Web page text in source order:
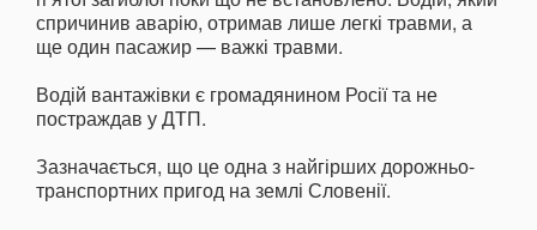
спричинив аварію, отримав лише легкі травми, а
ще один пасажир — важкі травми.
Водій вантажівки є громадянином Росії та не
постраждав у ДТП.
Зазначається, що це одна з найгірших дорожньо-
транспортних пригод на землі Словенії.